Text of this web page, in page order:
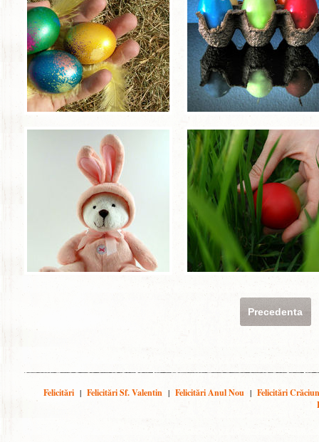
Precedenta
Felicitări | Felicitări Sf. Valentin | Felicitări Anul Nou | Felicitări